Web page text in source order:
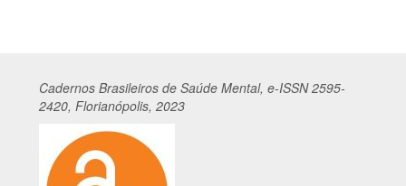
Cadernos Brasileiros de Saúde Mental, e-ISSN 2595-
2420, Florianópolis, 2023